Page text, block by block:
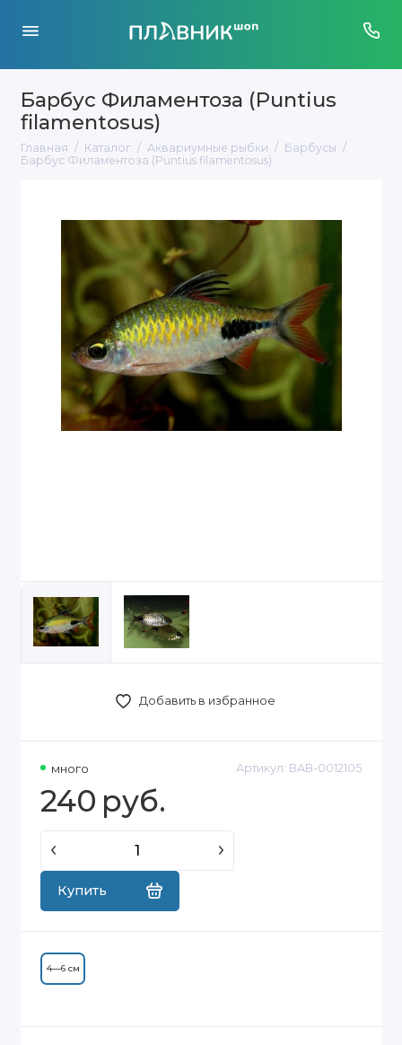
Барбус Филаментоза (Puntius
filamentosus)
Главная Каталог Аквариумные рыбки
Барбусы
Барбус Филаментоза (Puntius filamentosus)
Добавить в избранное
много Артикул: BAB-0012105
240 руб.
Купить
4—6 см